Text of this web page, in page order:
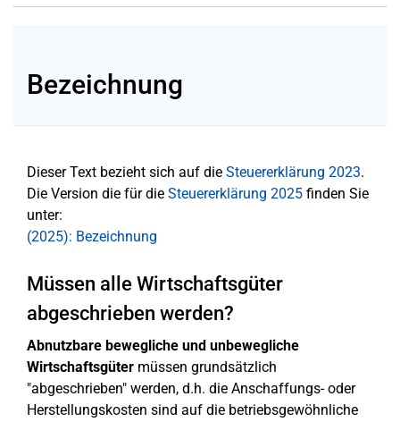
Bezeichnung
Dieser Text bezieht sich auf die Steuererklärung 2023.
Die Version die für die Steuererklärung 2025 finden Sie
unter:
(2025): Bezeichnung
Müssen alle Wirtschaftsgüter
abgeschrieben werden?
Abnutzbare bewegliche und unbewegliche
Wirtschaftsgüter müssen grundsätzlich
"abgeschrieben" werden, d.h. die Anschaffungs- oder
Herstellungskosten sind auf die betriebsgewöhnliche